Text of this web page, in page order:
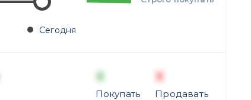
Сегодня
X
Покупать
X
Продавать